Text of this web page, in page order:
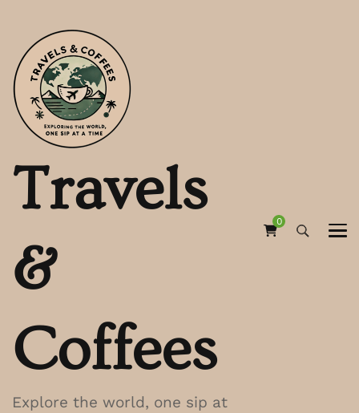
Travels
&
Coffees
Explore the world, one sip at
0